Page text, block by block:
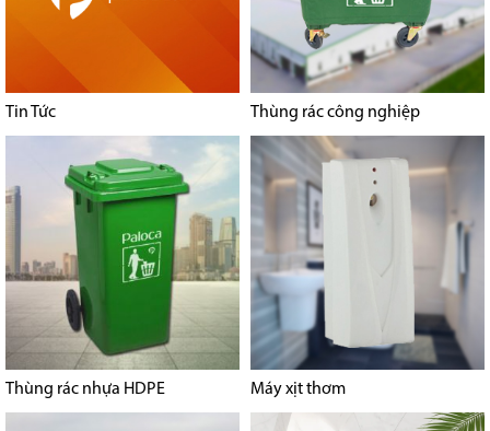
Tin Tức Thùng rác công nghiệp
Thùng rác nhựa HDPE Máy xịt thơm